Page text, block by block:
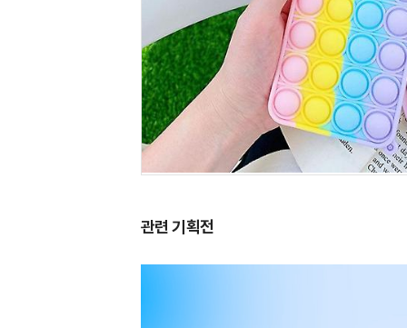
관련 기획전